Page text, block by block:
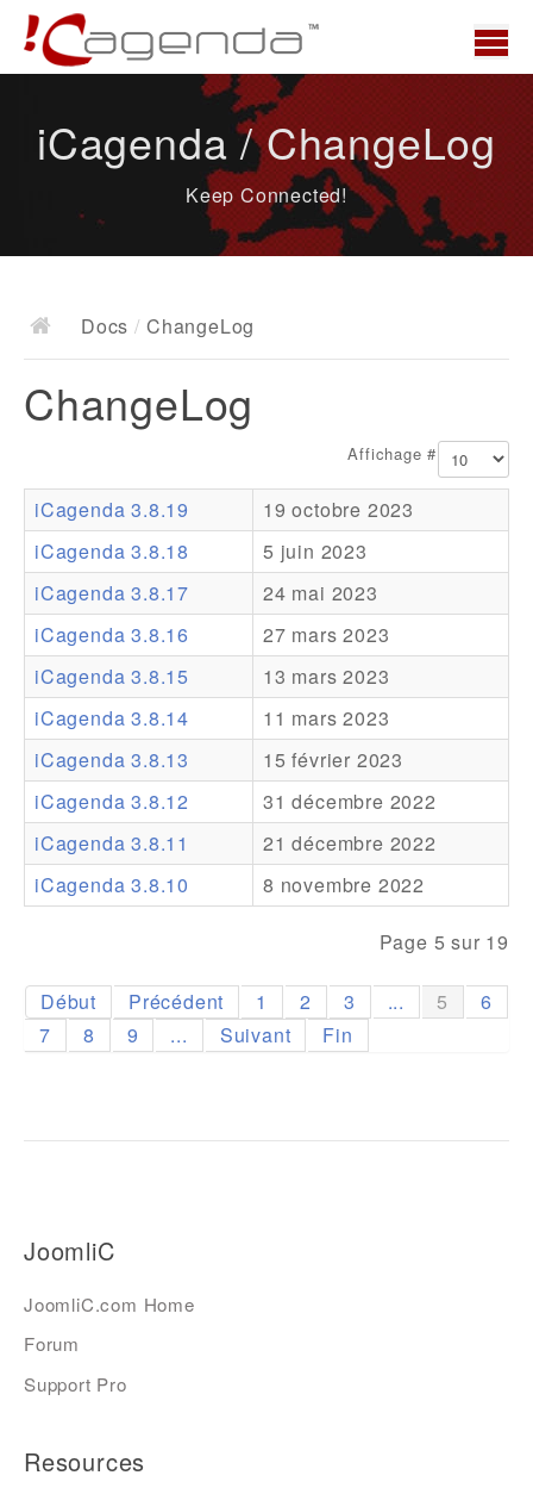
News
Docs
Documentation
Ressources
Addons
Theme Packs
Translation Packs
Support
Forum
Support Pro
iCagenda / ChangeLog
Keep Connected!
Docs / ChangeLog
ChangeLog
Affichage #
iCagenda 3.8.19
19 octobre 2023
iCagenda 3.8.18
5 juin 2023
iCagenda 3.8.17
24 mai 2023
iCagenda 3.8.16
27 mars 2023
iCagenda 3.8.15
13 mars 2023
iCagenda 3.8.14
11 mars 2023
iCagenda 3.8.13
15 février 2023
iCagenda 3.8.12
31 décembre 2022
iCagenda 3.8.11
21 décembre 2022
iCagenda 3.8.10
8 novembre 2022
Page 5 sur 19
Début Précédent 1 2 3 ... 5
6
7
8 9 ... Suivant Fin
JoomliC
JoomliC.com Home
Forum
Support Pro
Resources